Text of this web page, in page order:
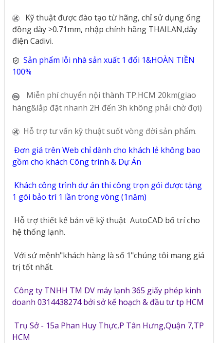
Kỹ thuật được đào tạo từ hãng, chỉ sử dụng ống
đồng dày >0.71mm, nhập chính hãng THAILAN,dây
điện Cadivi.
Sản phẩm lỗi nhà sản xuất 1 đổi 1&HOÀN TIỀN
100%
Miễn phí chuyển nội thành TP.HCM 20km(giao
hàng&lắp đặt nhanh 2H đến 3h không phải chờ đợi)
Hỗ trợ tư vấn kỹ thuật suốt vòng đời sản phẩm.
Đơn giá trên Web chỉ dành cho khách lẻ không bao
gồm cho khách Công trình & Dự Án
Khách công trình dự án thi công trọn gói được tặng
1 gói bảo trì 1 lần trong vòng (1năm)
Hỗ trợ thiết kế bản vẽ kỹ thuật AutoCAD bố trí cho
hệ thống lạnh.
Với sứ mệnh"khách hàng là số 1"chúng tôi mang giá
trị tốt nhất.
Công ty TNHH TM DV máy lạnh 365 giấy phép kinh
doanh 0314438274 bởi sở kế hoạch & đầu tư tp HCM
Trụ Sở - 15a Phan Huy Thực,P Tân Hưng,Quận 7,TP
HCM